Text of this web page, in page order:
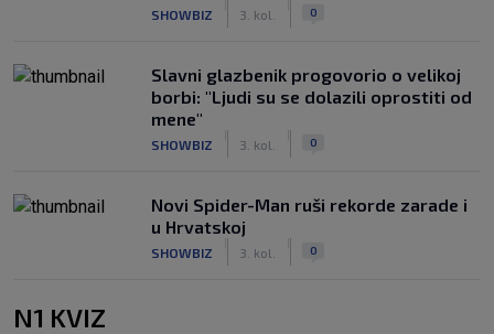
SHOWBIZ 3. kol. 0
Slavni glazbenik progovorio o velikoj
borbi: "Ljudi su se dolazili oprostiti od
mene"
SHOWBIZ 3. kol. 0
Novi Spider-Man ruši rekorde zarade i
u Hrvatskoj
SHOWBIZ 3. kol. 0
N1 KVIZ